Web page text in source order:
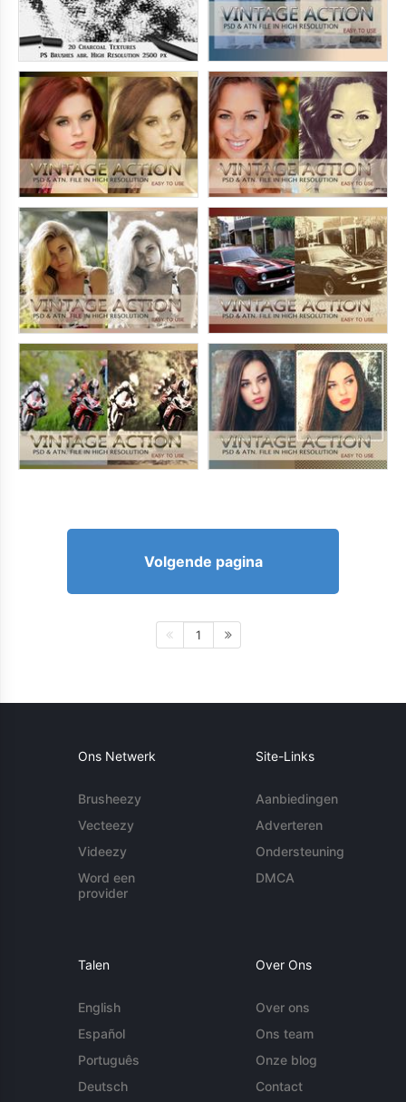
Volgende pagina
1
Ons Netwerk
Brusheezy
Vecteezy
Videezy
Word een
provider
Site-Links
Aanbiedingen
Adverteren
Ondersteuning
DMCA
Talen
English
Español
Português
Deutsch
Over Ons
Over ons
Ons team
Onze blog
Contact